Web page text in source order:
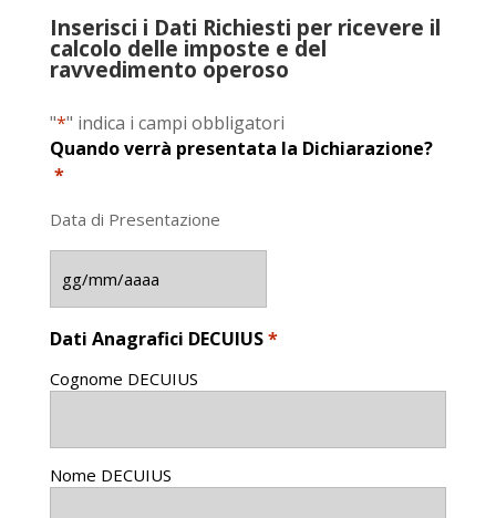
Inserisci i Dati Richiesti per ricevere il
calcolo delle imposte e del
ravvedimento operoso
"*" indica i campi obbligatori
Quando verrà presentata la Dichiarazione?
*
Data di Presentazione
GG
MM
slash
AAAA
Dati Anagrafici DECUIUS*
Cognome DECUIUS
Nome DECUIUS